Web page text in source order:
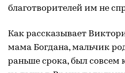
благотворителей им не
Как рассказывает
мама Богдана, мальчик
раньше срока, был